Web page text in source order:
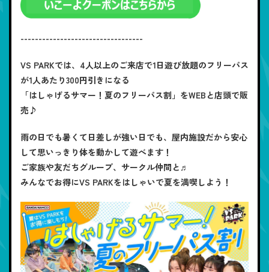
----------------------------------
VS PARKでは、4人以上のご来店で1日遊び放題のフリーパス
が1人あたり300円引きになる
「はしゃげるサマー！夏のフリーパス割」をWEBと店頭で販
売♪
雨の日でも暑くて日差しが強い日でも、屋内施設だから安心
して思いっきり体を動かして遊べます！
ご家族や友だちグループ、サークル仲間と♬
みんなでお得にVS PARKをはしゃいで夏を満喫しよう！